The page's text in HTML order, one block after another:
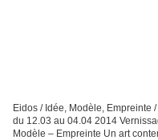
Eidos / Idée, Modèle, Empreinte
du 12.03 au 04.04 2014
Modèle – Empreinte Un art